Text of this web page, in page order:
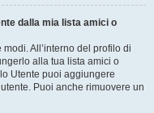
dalla mia lista amici o
All’interno del profilo di
alla tua lista amici o
Utente puoi aggiungere
Puoi anche rimuovere un